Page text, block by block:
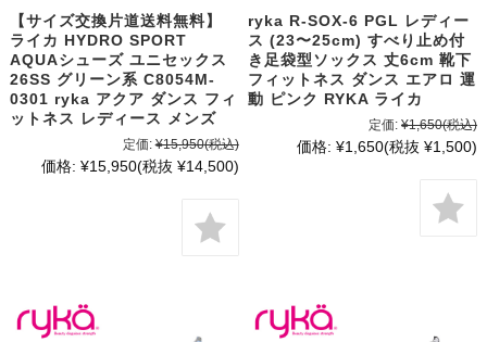
【サイズ交換片道送料無料】
ライカ HYDRO SPORT
AQUAシューズ ユニセックス
26SS グリーン系 C8054M-
0301 ryka アクア ダンス フィ
ットネス レディース メンズ
定価: ¥15,950(税込)
価格: ¥15,950(税抜 ¥14,500)
ryka R-SOX-6 PGL レディー
ス (23〜25cm) すべり止め付
き足袋型ソックス 丈6cm 靴下
フィットネス ダンス エアロ 運
動 ピンク RYKA ライカ
定価: ¥1,650(税込)
価格: ¥1,650(税抜 ¥1,500)